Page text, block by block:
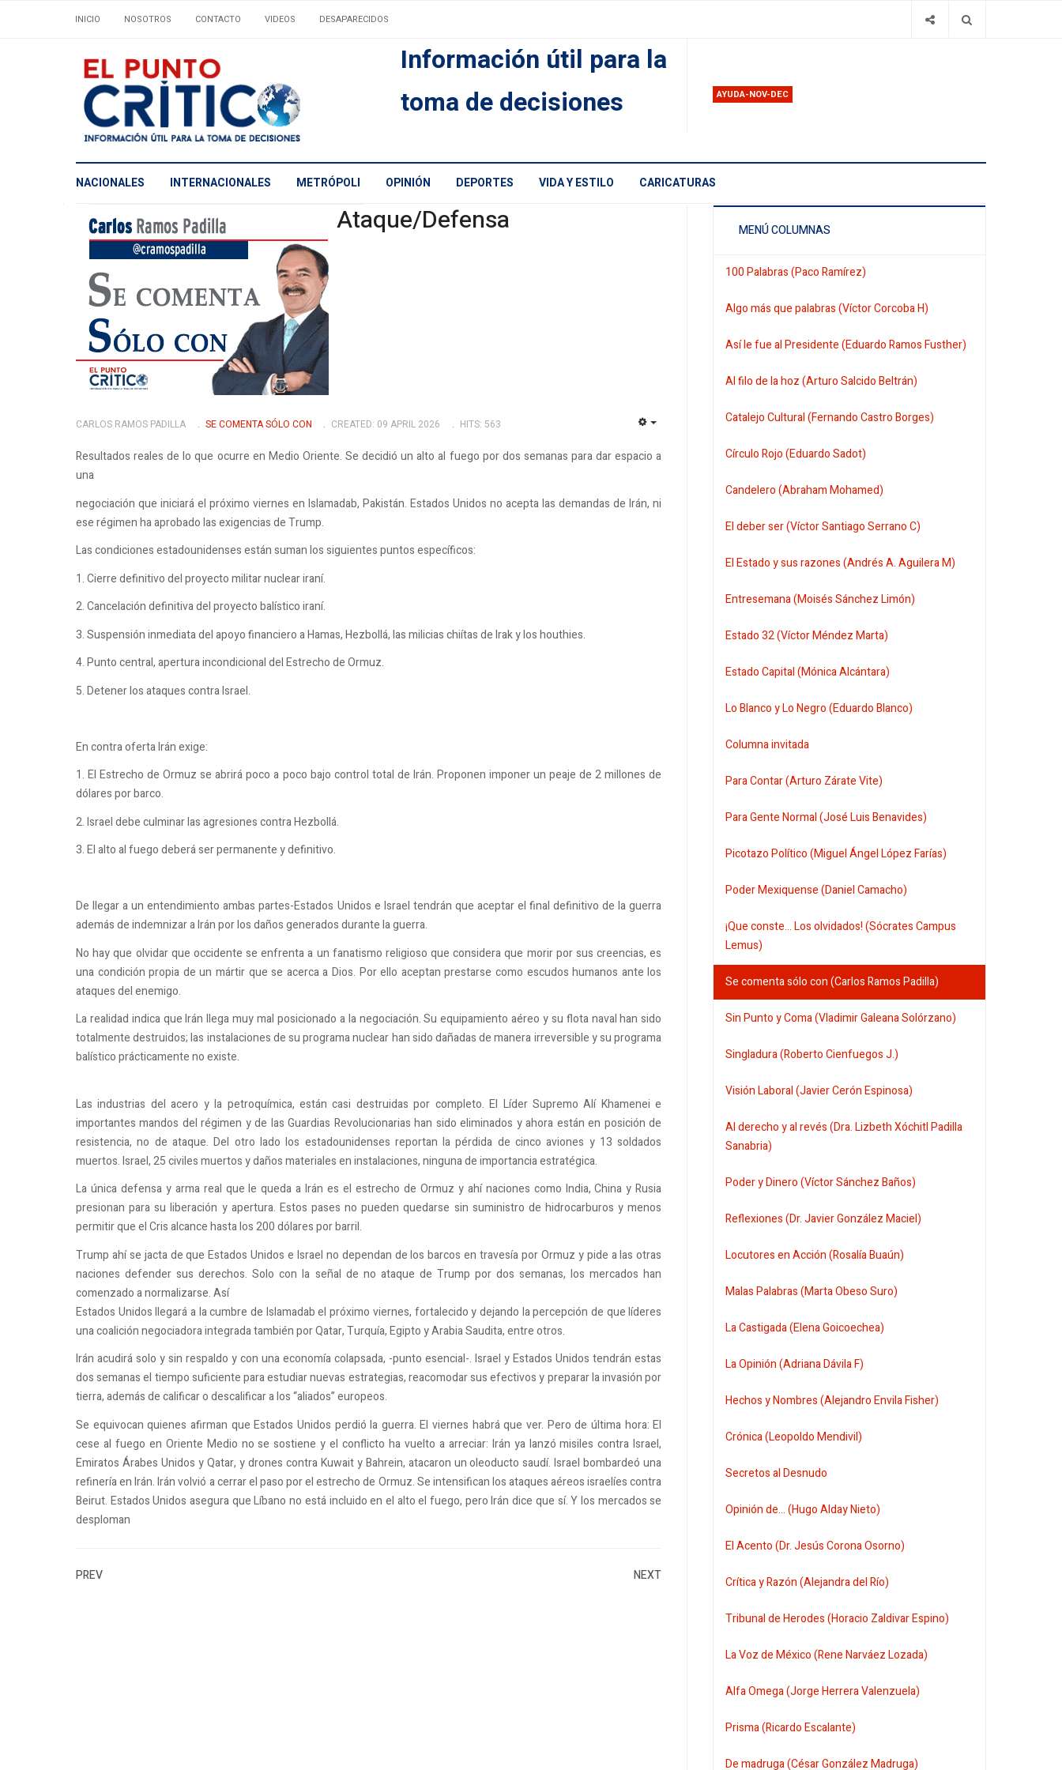
INICIO NOSOTROS CONTACTO VIDEOS DESAPARECIDOS
Información útil para la
toma de decisiones
AYUDA-NOV-DEC
NACIONALES INTERNACIONALES METRÓPOLI OPINIÓN DEPORTES VIDA Y ESTILO CARICATURAS
Ataque/Defensa
CARLOS RAMOS PADILLA SE COMENTA SÓLO CON CREATED: 09 APRIL 2026 HITS: 563
Resultados reales de lo que ocurre en Medio Oriente. Se decidió un alto al fuego por dos semanas para dar espacio a
una
negociación que iniciará el próximo viernes en Islamadab, Pakistán. Estados Unidos no acepta las demandas de Irán, ni
ese régimen ha aprobado las exigencias de Trump.
Las condiciones estadounidenses están suman los siguientes puntos específicos:
1. Cierre definitivo del proyecto militar nuclear iraní.
2. Cancelación definitiva del proyecto balístico iraní.
3. Suspensión inmediata del apoyo financiero a Hamas, Hezbollá, las milicias chiítas de Irak y los houthies.
4. Punto central, apertura incondicional del Estrecho de Ormuz.
5. Detener los ataques contra Israel.
En contra oferta Irán exige:
1. El Estrecho de Ormuz se abrirá poco a poco bajo control total de Irán. Proponen imponer un peaje de 2 millones de
dólares por barco.
2. Israel debe culminar las agresiones contra Hezbollá.
3. El alto al fuego deberá ser permanente y definitivo.
De llegar a un entendimiento ambas partes-Estados Unidos e Israel tendrán que aceptar el final definitivo de la guerra
además de indemnizar a Irán por los daños generados durante la guerra.
No hay que olvidar que occidente se enfrenta a un fanatismo religioso que considera que morir por sus creencias, es
una condición propia de un mártir que se acerca a Dios. Por ello aceptan prestarse como escudos humanos ante los
ataques del enemigo.
La realidad indica que Irán llega muy mal posicionado a la negociación. Su equipamiento aéreo y su flota naval han sido
totalmente destruidos; las instalaciones de su programa nuclear han sido dañadas de manera irreversible y su programa
balístico prácticamente no existe.
Las industrias del acero y la petroquímica, están casi destruidas por completo. El Líder Supremo Alí Khamenei e
importantes mandos del régimen y de las Guardias Revolucionarias han sido eliminados y ahora están en posición de
resistencia, no de ataque. Del otro lado los estadounidenses reportan la pérdida de cinco aviones y 13 soldados
muertos. Israel, 25 civiles muertos y daños materiales en instalaciones, ninguna de importancia estratégica.
La única defensa y arma real que le queda a Irán es el estrecho de Ormuz y ahí naciones como India, China y Rusia
presionan para su liberación y apertura. Estos pases no pueden quedarse sin suministro de hidrocarburos y menos
permitir que el Cris alcance hasta los 200 dólares por barril.
Trump ahí se jacta de que Estados Unidos e Israel no dependan de los barcos en travesía por Ormuz y pide a las otras
naciones defender sus derechos. Solo con la señal de no ataque de Trump por dos semanas, los mercados han
comenzado a normalizarse. Así
Estados Unidos llegará a la cumbre de Islamadab el próximo viernes, fortalecido y dejando la percepción de que líderes
una coalición negociadora integrada también por Qatar, Turquía, Egipto y Arabia Saudita, entre otros.
Irán acudirá solo y sin respaldo y con una economía colapsada, -punto esencial-. Israel y Estados Unidos tendrán estas
dos semanas el tiempo suficiente para estudiar nuevas estrategias, reacomodar sus efectivos y preparar la invasión por
tierra, además de calificar o descalificar a los “aliados” europeos.
Se equivocan quienes afirman que Estados Unidos perdió la guerra. El viernes habrá que ver. Pero de última hora: El
cese al fuego en Oriente Medio no se sostiene y el conflicto ha vuelto a arreciar: Irán ya lanzó misiles contra Israel,
Emiratos Árabes Unidos y Qatar, y drones contra Kuwait y Bahrein, atacaron un oleoducto saudí. Israel bombardeó una
refinería en Irán. Irán volvió a cerrar el paso por el estrecho de Ormuz. Se intensifican los ataques aéreos israelíes contra
Beirut. Estados Unidos asegura que Líbano no está incluido en el alto el fuego, pero Irán dice que sí. Y los mercados se
desploman
PREV NEXT
MENÚ COLUMNAS
100 Palabras (Paco Ramírez)
Algo más que palabras (Víctor Corcoba H)
Así le fue al Presidente (Eduardo Ramos Fusther)
Al filo de la hoz (Arturo Salcido Beltrán)
Catalejo Cultural (Fernando Castro Borges)
Círculo Rojo (Eduardo Sadot)
Candelero (Abraham Mohamed)
El deber ser (Víctor Santiago Serrano C)
El Estado y sus razones (Andrés A. Aguilera M)
Entresemana (Moisés Sánchez Limón)
Estado 32 (Víctor Méndez Marta)
Estado Capital (Mónica Alcántara)
Lo Blanco y Lo Negro (Eduardo Blanco)
Columna invitada
Para Contar (Arturo Zárate Vite)
Para Gente Normal (José Luis Benavides)
Picotazo Político (Miguel Ángel López Farías)
Poder Mexiquense (Daniel Camacho)
¡Que conste... Los olvidados! (Sócrates Campus
Lemus)
Se comenta sólo con (Carlos Ramos Padilla)
Sin Punto y Coma (Vladimir Galeana Solórzano)
Singladura (Roberto Cienfuegos J.)
Visión Laboral (Javier Cerón Espinosa)
Al derecho y al revés (Dra. Lizbeth Xóchitl Padilla
Sanabria)
Poder y Dinero (Víctor Sánchez Baños)
Reflexiones (Dr. Javier González Maciel)
Locutores en Acción (Rosalía Buaún)
Malas Palabras (Marta Obeso Suro)
La Castigada (Elena Goicoechea)
La Opinión (Adriana Dávila F)
Hechos y Nombres (Alejandro Envila Fisher)
Crónica (Leopoldo Mendivil)
Secretos al Desnudo
Opinión de... (Hugo Alday Nieto)
El Acento (Dr. Jesús Corona Osorno)
Crítica y Razón (Alejandra del Río)
Tribunal de Herodes (Horacio Zaldivar Espino)
La Voz de México (Rene Narváez Lozada)
Alfa Omega (Jorge Herrera Valenzuela)
Prisma (Ricardo Escalante)
De madruga (César González Madruga)